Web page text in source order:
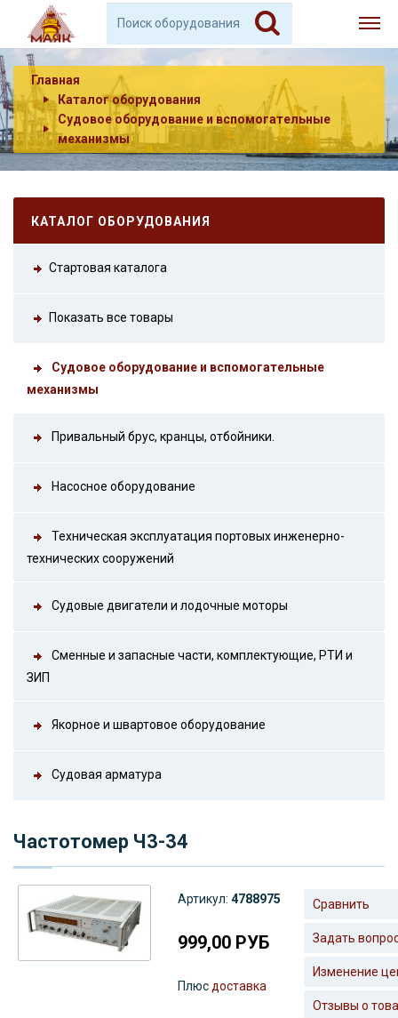
Главная
Каталог оборудования
Судовое оборудование и вспомогательные
механизмы
КАТАЛОГ ОБОРУДОВАНИЯ
Стартовая каталога
Показать все товары
Судовое оборудование и вспомогательные
механизмы
Привальный брус, кранцы, отбойники.
Насосное оборудование
Техническая эксплуатация портовых инженерно-
технических сооружений
Судовые двигатели и лодочные моторы
Сменные и запасные части, комплектующие, РТИ и
ЗИП
Якорное и швартовое оборудование
Судовая арматура
Частотомер Ч3-34
Артикул: 4788975
999,00 РУБ
Плюс доставка
Сравнить
Задать
Изменение
Отзывы о